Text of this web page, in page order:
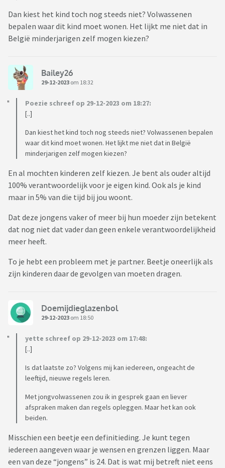
Dan kiest het kind toch nog steeds niet? Volwassenen
bepalen waar dit kind moet wonen. Het lijkt me niet dat in
België minderjarigen zelf mogen kiezen?
Bailey26
29-12-2023 om 18:32
Poezie schreef op 29-12-2023 om 18:27:
[..]
Dan kiest het kind toch nog steeds niet? Volwassenen bepalen
waar dit kind moet wonen. Het lijkt me niet dat in België
minderjarigen zelf mogen kiezen?
En al mochten kinderen zelf kiezen. Je bent als ouder altijd
100% verantwoordelijk voor je eigen kind. Ook als je kind
maar in 5% van die tijd bij jou woont.
Dat deze jongens vaker of meer bij hun moeder zijn betekent
dat nog niet dat vader dan geen enkele verantwoordelijkheid
meer heeft.
To je hebt een probleem met je partner. Beetje oneerlijk als
zijn kinderen daar de gevolgen van moeten dragen.
Doemijdieglazenbol
29-12-2023 om 18:50
yette schreef op 29-12-2023 om 17:48:
[..]
Is dat laatste zo? Volgens mij kan iedereen, ongeacht de
leeftijd, nieuwe regels leren.
Met jongvolwassenen zou ik in gesprek gaan en liever
afspraken maken dan regels opleggen. Maar het kan ook
beiden.
Misschien een beetje een definitieding. Je kunt tegen
iedereen aangeven waar je wensen en grenzen liggen. Maar
een van deze “jongens” is 24. Dat is wat mij betreft niet eens